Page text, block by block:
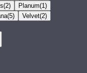
(2) Planum(1)
(5) Velvet(2)